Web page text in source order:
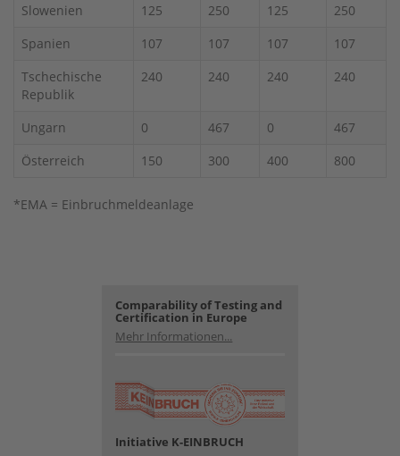
Slowenien 125 250 125
250
Spanien
107 107 107
107
Tschechische
Republik
240 240 240 240
Ungarn 0 467 0
467
Österreich
150 300 400 800
*EMA = Einbruchmeldeanlage
Comparability of Testing and
Certification in Europe
Mehr Informationen...
Initiative K-EINBRUCH